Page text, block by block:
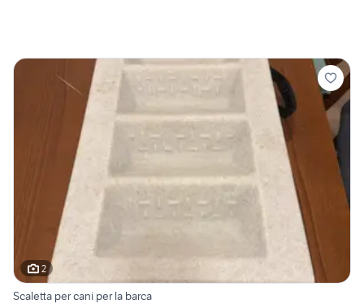
2
Scaletta per cani per la barca